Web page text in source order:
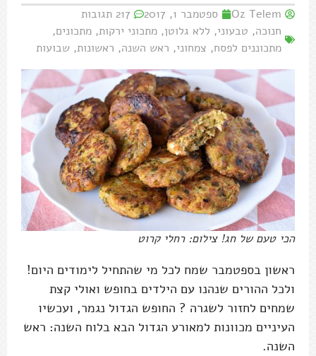
Oz Telem ספטמבר 1, 2017
217 תגובות
חנוכה, טבעוני, ללא גלוטן, מתכוני ירקות, מתכונים,
מתכוננים לפסח, צמחוני, ראש השנה, ראשונות, שבועות
הכי טעם של חג! צילום: רחלי קרוט
ראשון בספטמבר שמח לכל מי שהתחיל לימודים היום!
ולכל ההורים שנהנו עם הילדים בחופש ואולי קצת
שמחים לחזור לשגרה ? החופש הגדול נגמר, ועכשיו
העיניים מכוונות למאורע הגדול הבא בלוח השנה: ראש
השנה.